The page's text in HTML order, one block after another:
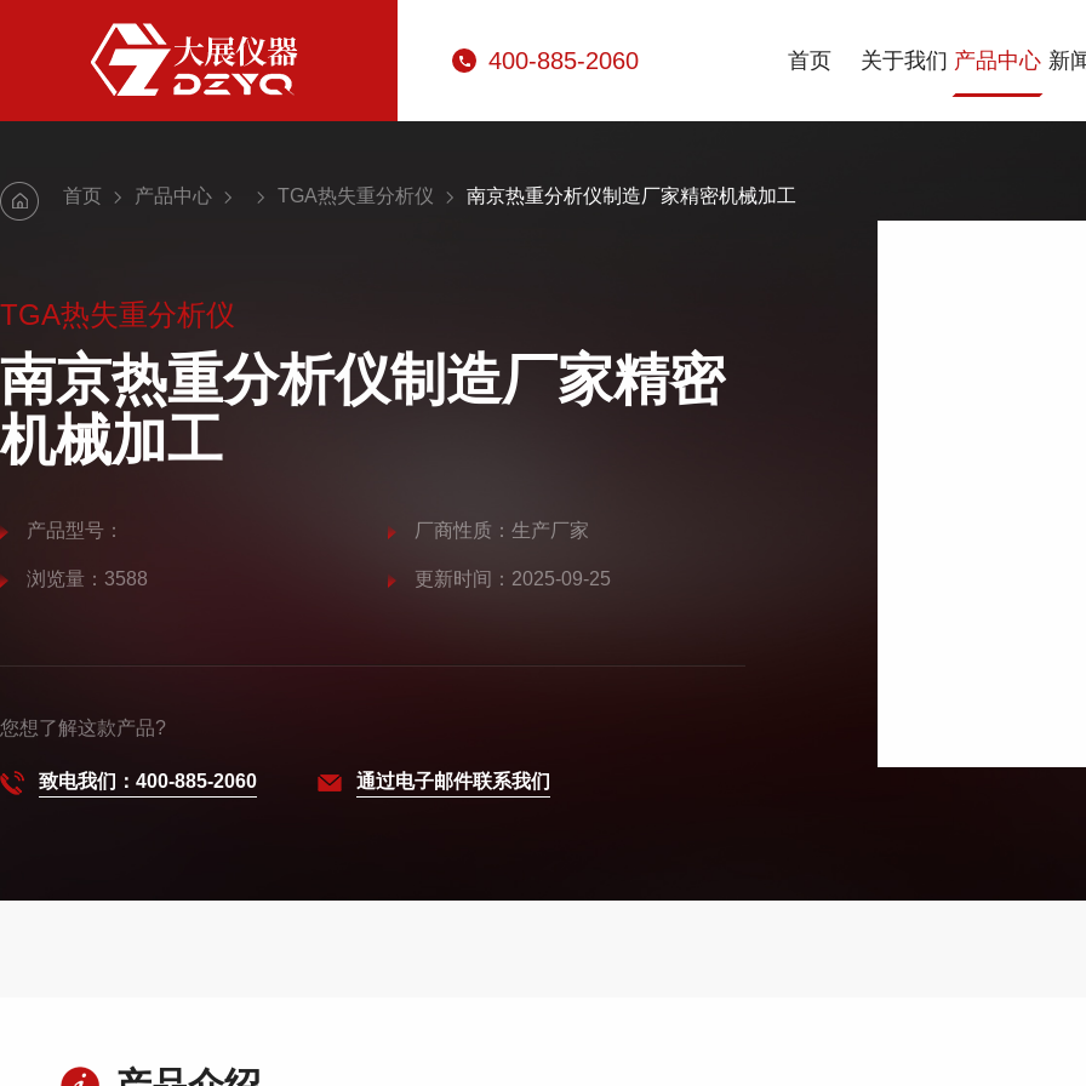
400-885-2060 首页 关于我们 产品中心 新
首页 产品中心 TGA热失重分析仪 南京热重分析仪制造厂家精密机械加工
TGA热失重分析仪
南京热重分析仪制造厂家精密
机械加工
产品型号： 厂商性质：生产厂家
浏览量：3588 更新时间：2025-09-25
您想了解这款产品?
致电我们：400-885-2060 通过电子邮件联系我们